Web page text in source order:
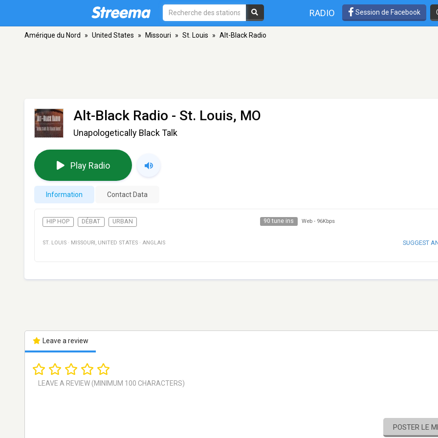
RADIO Session de Facebook
Amérique du Nord » United States » Missouri » St. Louis » Alt-Black Radio
Alt-Black Radio - St. Louis, MO
Unapologetically Black Talk
Play Radio
Information Contact Data
HIP HOP DÉBAT URBAN 90 tune ins Web - 96Kbps
ST. LOUIS · MISSOURI , UNITED STATES · ANGLAIS SUGGEST
Leave a review
POSTER LE